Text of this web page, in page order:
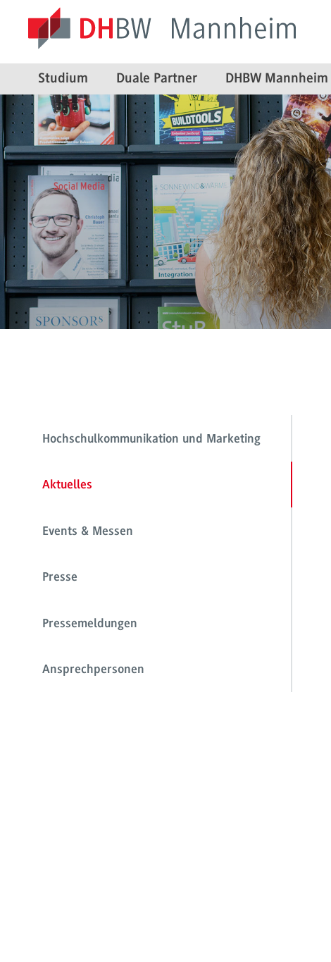
Studium Duale Partner DHBW Mannheim
Hochschulkommunikation und Marketing
Aktuelles
Events & Messen
Presse
Pressemeldungen
Ansprechpersonen